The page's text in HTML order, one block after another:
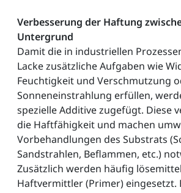
Verbesserung der Haftung
Untergrund
Damit die in industriellen
Lacke zusätzliche Aufgaben wie
Feuchtigkeit und Verschmutzung
Sonneneinstrahlung erfüllen,
spezielle Additive zugefügt. Diese
die Haftfähigkeit und machen
Vorbehandlungen des Substrats
Sandstrahlen, Beflammen, etc.)
Zusätzlich werden häufig
Haftvermittler (Primer) eingesetzt.